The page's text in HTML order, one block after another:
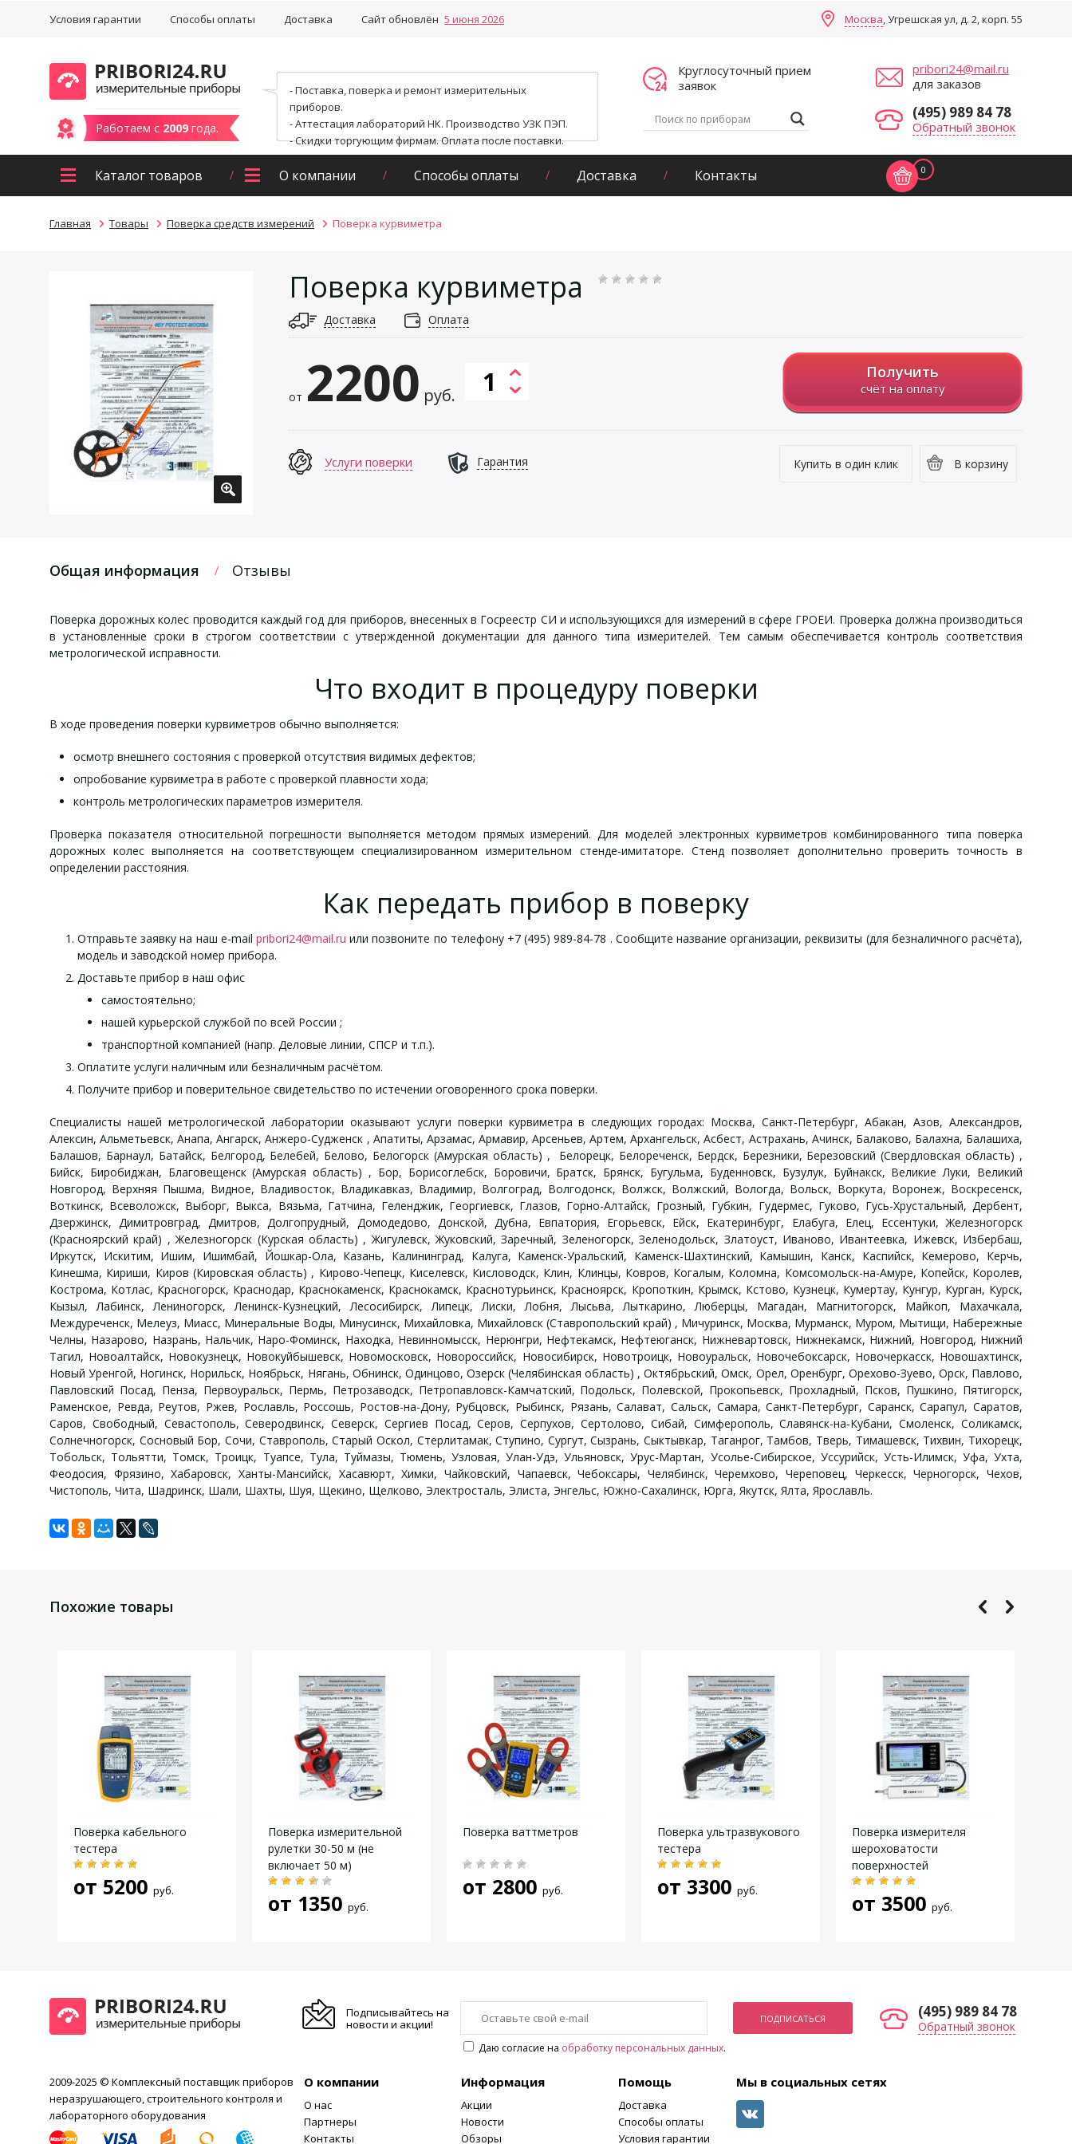
Условия гарантии Способы оплаты Доставка Сайт обновлён 5 июня 2026 Москва, Угрешская ул, д. 2, корп. 55
Работаем с 2009 года.
- Поставка, поверка и ремонт измерительных
приборов.
- Аттестация лабораторий НК. Производство УЗК ПЭП.
- Скидки торгующим фирмам. Оплата после поставки.
Круглосуточный прием
заявок
pribori24@mail.ru
для заказов
(495) 989 84 78
Обратный звонок
Каталог товаров О компании Способы оплаты Доставка Контакты 0
Главная Товары Поверка средств измерений Поверка курвиметра
Поверка курвиметра
Доставка Оплата
от 2200 руб.
Получить
счёт на оплату
В корзину
Купить в один клик
Услуги поверки Гарантия
Общая информация Отзывы
Поверка дорожных колес проводится каждый год для приборов, внесенных в Госреестр СИ и использующихся для измерений в сфере ГРОЕИ. Проверка должна производиться
в установленные сроки в строгом соответствии с утвержденной документации для данного типа измерителей. Тем самым обеспечивается контроль соответствия
метрологической исправности.
Что входит в процедуру поверки
В ходе проведения поверки курвиметров обычно выполняется:
осмотр внешнего состояния с проверкой отсутствия видимых дефектов;
опробование курвиметра в работе с проверкой плавности хода;
контроль метрологических параметров измерителя.
Проверка показателя относительной погрешности выполняется методом прямых измерений. Для моделей электронных курвиметров комбинированного типа поверка
дорожных колес выполняется на соответствующем специализированном измерительном стенде-имитаторе. Стенд позволяет дополнительно проверить точность в
определении расстояния.
Как передать прибор в поверку
Отправьте заявку на наш e-mail pribori24@mail.ru или позвоните по телефону +7 (495) 989-84-78 . Сообщите название организации, реквизиты (для безналичного расчёта),
модель и заводской номер прибора.
Доставьте прибор в наш офис
самостоятельно;
нашей курьерской службой по всей России ;
транспортной компанией (напр. Деловые линии, СПСР и т.п.).
Оплатите услуги наличным или безналичным расчётом.
Получите прибор и поверительное свидетельство по истечении оговоренного срока поверки.
Специалисты нашей метрологической лаборатории оказывают услуги поверки курвиметра в следующих городах: Москва, Санкт-Петербург, Абакан, Азов, Александров,
Алексин, Альметьевск, Анапа, Ангарск, Анжеро-Судженск , Апатиты, Арзамас, Армавир, Арсеньев, Артем, Архангельск, Асбест, Астрахань, Ачинск, Балаково, Балахна, Балашиха,
Балашов, Барнаул, Батайск, Белгород, Белебей, Белово, Белогорск (Амурская область) , Белорецк, Белореченск, Бердск, Березники, Березовский (Свердловская область) ,
Бийск, Биробиджан, Благовещенск (Амурская область) , Бор, Борисоглебск, Боровичи, Братск, Брянск, Бугульма, Буденновск, Бузулук, Буйнакск, Великие Луки, Великий
Новгород, Верхняя Пышма, Видное, Владивосток, Владикавказ, Владимир, Волгоград, Волгодонск, Волжск, Волжский, Вологда, Вольск, Воркута, Воронеж, Воскресенск,
Воткинск, Всеволожск, Выборг, Выкса, Вязьма, Гатчина, Геленджик, Георгиевск, Глазов, Горно-Алтайск, Грозный, Губкин, Гудермес, Гуково, Гусь-Хрустальный, Дербент,
Дзержинск, Димитровград, Дмитров, Долгопрудный, Домодедово, Донской, Дубна, Евпатория, Егорьевск, Ейск, Екатеринбург, Елабуга, Елец, Ессентуки, Железногорск
(Красноярский край) , Железногорск (Курская область) , Жигулевск, Жуковский, Заречный, Зеленогорск, Зеленодольск, Златоуст, Иваново, Ивантеевка, Ижевск, Избербаш,
Иркутск, Искитим, Ишим, Ишимбай, Йошкар-Ола, Казань, Калининград, Калуга, Каменск-Уральский, Каменск-Шахтинский, Камышин, Канск, Каспийск, Кемерово, Керчь,
Кинешма, Кириши, Киров (Кировская область) , Кирово-Чепецк, Киселевск, Кисловодск, Клин, Клинцы, Ковров, Когалым, Коломна, Комсомольск-на-Амуре, Копейск, Королев,
Кострома, Котлас, Красногорск, Краснодар, Краснокаменск, Краснокамск, Краснотурьинск, Красноярск, Кропоткин, Крымск, Кстово, Кузнецк, Кумертау, Кунгур, Курган, Курск,
Кызыл, Лабинск, Лениногорск, Ленинск-Кузнецкий, Лесосибирск, Липецк, Лиски, Лобня, Лысьва, Лыткарино, Люберцы, Магадан, Магнитогорск, Майкоп, Махачкала,
Междуреченск, Мелеуз, Миасс, Минеральные Воды, Минусинск, Михайловка, Михайловск (Ставропольский край) , Мичуринск, Москва, Мурманск, Муром, Мытищи, Набережные
Челны, Назарово, Назрань, Нальчик, Наро-Фоминск, Находка, Невинномысск, Нерюнгри, Нефтекамск, Нефтеюганск, Нижневартовск, Нижнекамск, Нижний, Новгород, Нижний
Тагил, Новоалтайск, Новокузнецк, Новокуйбышевск, Новомосковск, Новороссийск, Новосибирск, Новотроицк, Новоуральск, Новочебоксарск, Новочеркасск, Новошахтинск,
Новый Уренгой, Ногинск, Норильск, Ноябрьск, Нягань, Обнинск, Одинцово, Озерск (Челябинская область) , Октябрьский, Омск, Орел, Оренбург, Орехово-Зуево, Орск, Павлово,
Павловский Посад, Пенза, Первоуральск, Пермь, Петрозаводск, Петропавловск-Камчатский, Подольск, Полевской, Прокопьевск, Прохладный, Псков, Пушкино, Пятигорск,
Раменское, Ревда, Реутов, Ржев, Рославль, Россошь, Ростов-на-Дону, Рубцовск, Рыбинск, Рязань, Салават, Сальск, Самара, Санкт-Петербург, Саранск, Сарапул, Саратов,
Саров, Свободный, Севастополь, Северодвинск, Северск, Сергиев Посад, Серов, Серпухов, Сертолово, Сибай, Симферополь, Славянск-на-Кубани, Смоленск, Соликамск,
Солнечногорск, Сосновый Бор, Сочи, Ставрополь, Старый Оскол, Стерлитамак, Ступино, Сургут, Сызрань, Сыктывкар, Таганрог, Тамбов, Тверь, Тимашевск, Тихвин, Тихорецк,
Тобольск, Тольятти, Томск, Троицк, Туапсе, Тула, Туймазы, Тюмень, Узловая, Улан-Удэ, Ульяновск, Урус-Мартан, Усолье-Сибирское, Уссурийск, Усть-Илимск, Уфа, Ухта,
Феодосия, Фрязино, Хабаровск, Ханты-Мансийск, Хасавюрт, Химки, Чайковский, Чапаевск, Чебоксары, Челябинск, Черемхово, Череповец, Черкесск, Черногорск, Чехов,
Чистополь, Чита, Шадринск, Шали, Шахты, Шуя, Щекино, Щелково, Электросталь, Элиста, Энгельс, Южно-Сахалинск, Юрга, Якутск, Ялта, Ярославль.
Даю согласие наобработку персональных данных.
Похожие товары
Поверка кабельного
тестера
от 5200 руб.
Поверка измерительной
рулетки 30-50 м (не
включает 50 м)
от 1350 руб.
Поверка ваттметров
от 2800 руб.
Поверка ультразвукового
тестера
от 3300 руб.
Поверка измерителя
шероховатости
поверхностей
от 3500 руб.
Подписывайтесь на
новости и акции!
Даю согласие на обработку персональных данных.
(495) 989 84 78
Обратный звонок
2009-2025 © Комплексный поставщик приборов
неразрушающего, строительного контроля и
лабораторного оборудования
О компании
О нас
Партнеры
Контакты
Информация
Акции
Новости
Обзоры
Помощь
Доставка
Способы оплаты
Условия гарантии
Мы в социальных сетях